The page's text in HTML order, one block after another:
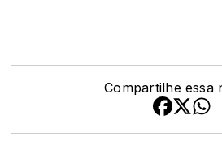
Compartilhe essa